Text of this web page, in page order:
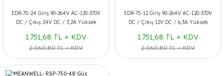
EDR-75-24 Giriş 90-264V AC-120-370V
DC / Çıkış 24V DC / 3,2A Yüksek
1.751,68 TL + KDV
2.060,80 TL + KDV
EDR-75-12 Giriş 90-264V AC-120-370V
DC / Çıkış 12V DC / 6,3A Yüksek
1.751,68 TL + KDV
2.060,80 TL + KDV